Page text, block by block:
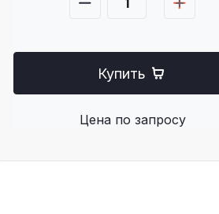
Купить
Цена по запросу